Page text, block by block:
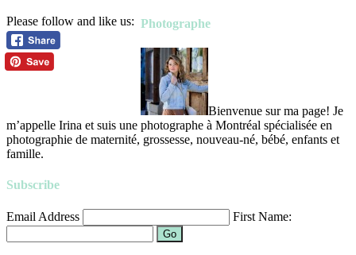
Please follow and like us: Photographe
Bienvenue sur ma page! Je
m’appelle Irina et suis une photographe à Montréal spécialisée en
photographie de maternité, grossesse, nouveau-né, bébé, enfants et
famille.
Subscribe
Email Address First Name:
Go